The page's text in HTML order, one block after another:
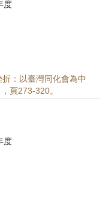
度
：以臺灣同化會為中
頁273-320。
度